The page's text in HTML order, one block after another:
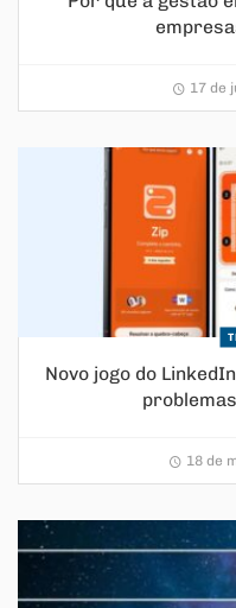
17 de
Novo jogo do
18 de